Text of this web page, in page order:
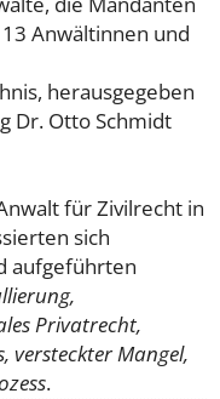
Anwältinnen und
herausgegeben
Dr. Otto Schmidt
für Zivilrecht in
sich
aufgeführten
Privatrecht,
versteckter Mangel,
.